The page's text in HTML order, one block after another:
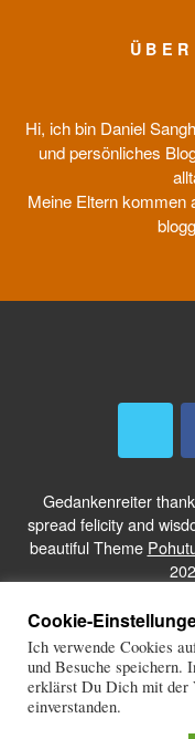
Hi, ich bin Daniel
und persönliches
Meine Eltern kommen
Gedankenreiter
spread felicity and
beautiful Theme
Cookie-
Ich verwende Cookies
und Besuche
erklärst Du Dich mit der
einverstanden.